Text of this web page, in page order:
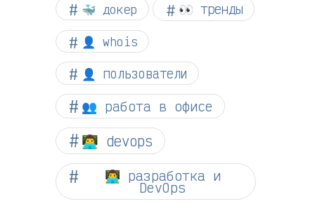
🐳 докер 👀 тренды
👤 whois
👤 пользователи
👥 работа в офисе
👨‍💻 devops
👨‍💻 разработка и
DevOps